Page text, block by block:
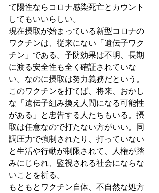
て陽性ならコロナ感染死亡とカウント
してもいいらしい。
現在摂取が始まっている新型コロナの
ワクチンは、従来にない「遺伝子ワク
チン」である。予防効果は不明、長期
に渡る安全性も全く確証されていな
い。なのに摂取は努力義務だという。
このワクチンを打てば、将来、おかし
な「遺伝子組み換え人間になる可能性
がある」と忠告する人たちもいる。摂
取は任意なので打たない方がいい。同
調圧力で強制されたり、打っていない
と生活や行動が制限されて、人権が踏
みにじられ、監視される社会にならな
いことを祈る。
もともとワクチン自体、不自然な処方